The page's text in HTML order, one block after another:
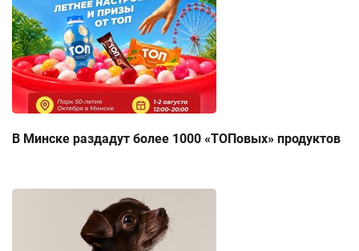
В Минске раздадут более 1000 «ТОПовых» продуктов